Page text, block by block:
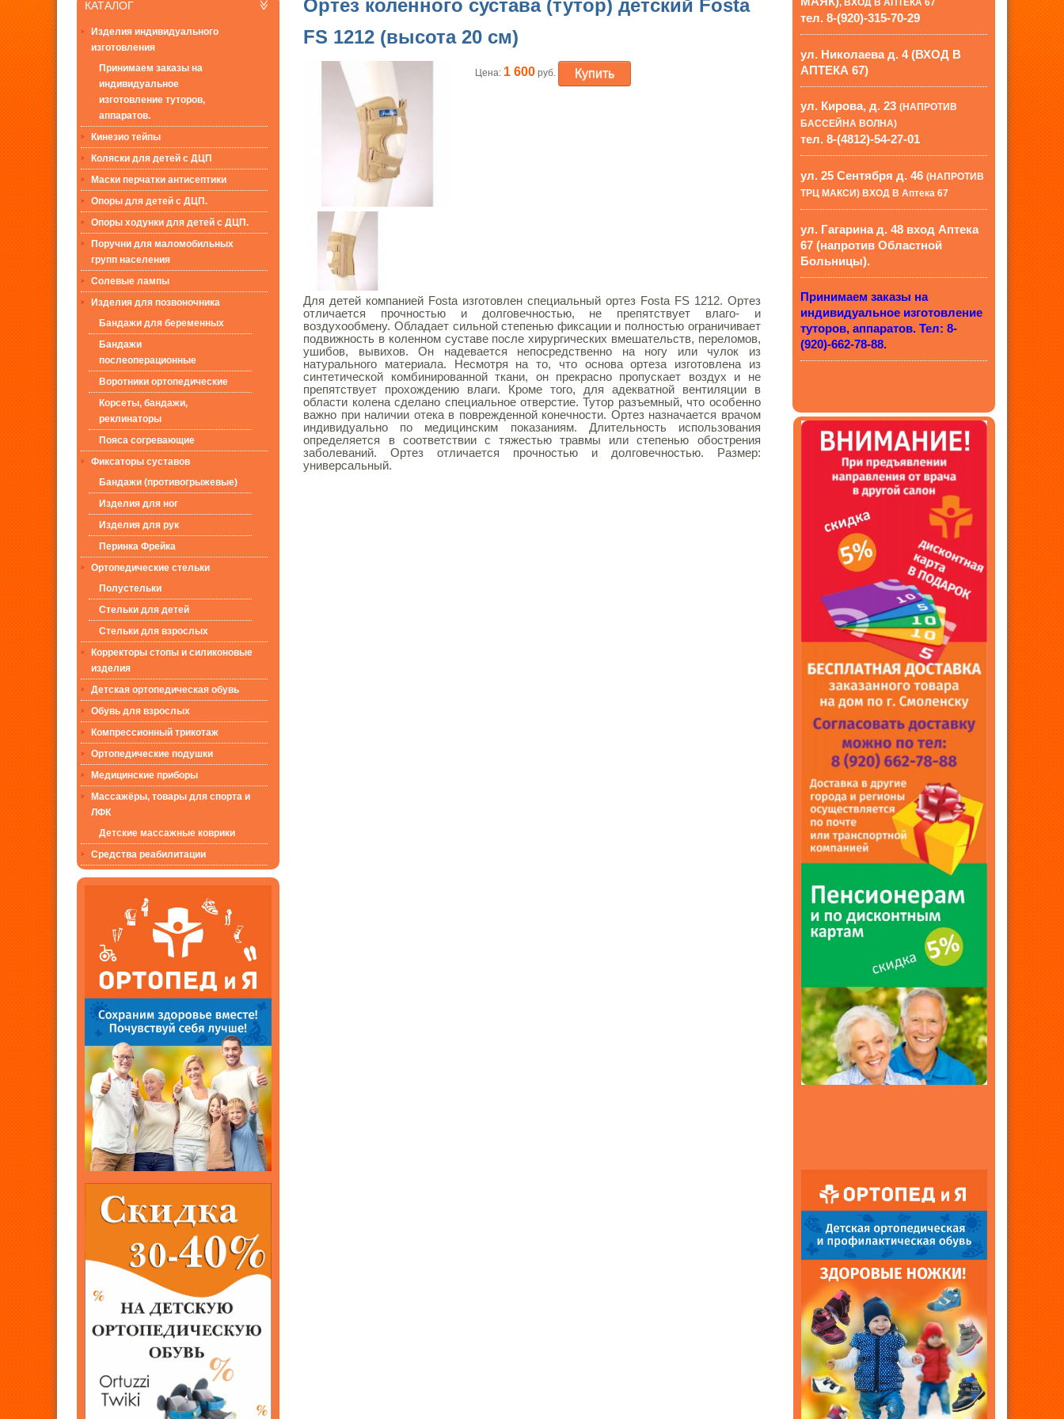
КАТАЛОГ
Изделия индивидуального
изготовления
Принимаем заказы на
индивидуальное
изготовление туторов,
аппаратов.
Кинезио тейпы
Коляски для детей с ДЦП
Маски перчатки антисептики
Опоры для детей с ДЦП.
Опоры ходунки для детей с ДЦП.
Поручни для маломобильных
групп населения
Солевые лампы
Изделия для позвоночника
Бандажи для беременных
Бандажи
послеоперационные
Воротники ортопедические
Корсеты, бандажи,
реклинаторы
Пояса согревающие
Фиксаторы суставов
Бандажи (противогрыжевые)
Изделия для ног
Изделия для рук
Перинка Фрейка
Ортопедические стельки
Полустельки
Стельки для детей
Стельки для взрослых
Корректоры стопы и силиконовые
изделия
Детская ортопедическая обувь
Обувь для взрослых
Компрессионный трикотаж
Ортопедические подушки
Медицинские приборы
Массажёры, товары для спорта и
ЛФК
Детские массажные коврики
Средства реабилитации
Ортез коленного сустава (тутор) детский Fosta
FS 1212 (высота 20 см)
Цена: 1 600руб. Купить
Для детей компанией Fosta изготовлен специальный ортез Fosta FS 1212. Ортез
отличается прочностью и долговечностью, не препятствует влаго- и
воздухообмену. Обладает сильной степенью фиксации и полностью ограничивает
подвижность в коленном суставе после хирургических вмешательств, переломов,
ушибов, вывихов. Он надевается непосредственно на ногу или чулок из
натурального материала. Несмотря на то, что основа ортеза изготовлена из
синтетической комбинированной ткани, он прекрасно пропускает воздух и не
препятствует прохождению влаги. Кроме того, для адекватной вентиляции в
области колена сделано специальное отверстие. Тутор разъемный, что особенно
важно при наличии отека в поврежденной конечности. Ортез назначается врачом
индивидуально по медицинским показаниям. Длительность использования
определяется в соответствии с тяжестью травмы или степенью обострения
заболеваний. Ортез отличается прочностью и долговечностью. Размер:
универсальный.
, ВХОД В АПТЕКА 67
тел. 8-(920)-315-70-29
ул. Николаева д. 4 (ВХОД В
АПТЕКА 67)
ул. Кирова, д. 23(НАПРОТИВ
БАССЕЙНА ВОЛНА)
тел. 8-(4812)-54-27-01
ул. 25 Сентября д. 46(НАПРОТИВ
ТРЦ МАКСИ) ВХОД В Аптека 67
ул. Гагарина д. 48 вход Аптека
67 (напротив Областной
Больницы).
Принимаем заказы на
индивидуальное изготовление
туторов, аппаратов. Тел: 8-
(920)-662-78-88.